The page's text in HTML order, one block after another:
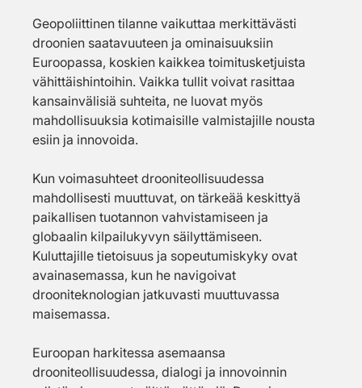
Geopoliittinen tilanne vaikuttaa merkittävästi
droonien saatavuuteen ja ominaisuuksiin
Euroopassa, koskien kaikkea toimitusketjuista
vähittäishintoihin. Vaikka tullit voivat rasittaa
kansainvälisiä suhteita, ne luovat myös
mahdollisuuksia kotimaisille valmistajille nousta
esiin ja innovoida.
Kun voimasuhteet drooniteollisuudessa
mahdollisesti muuttuvat, on tärkeää keskittyä
paikallisen tuotannon vahvistamiseen ja
globaalin kilpailukyvyn säilyttämiseen.
Kuluttajille tietoisuus ja sopeutumiskyky ovat
avainasemassa, kun he navigoivat
drooniteknologian jatkuvasti muuttuvassa
maisemassa.
Euroopan harkitessa asemaansa
drooniteollisuudessa, dialogi ja innovoinnin